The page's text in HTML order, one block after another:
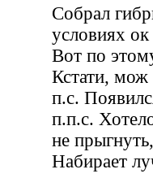
Собрал
условиях
Вот по
Кстати, мож
п.с.
п.п.с.
не
Набирает